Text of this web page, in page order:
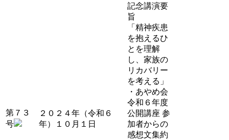
第７３
号
２０２４年（令和６
年）１０月１日
記念講演要
旨
「精神疾患
を抱えるひ
とを理解
し、家族の
リカバリー
を考える」
・あやめ会
令和６年度
公開講座 参
加者からの
感想文集約